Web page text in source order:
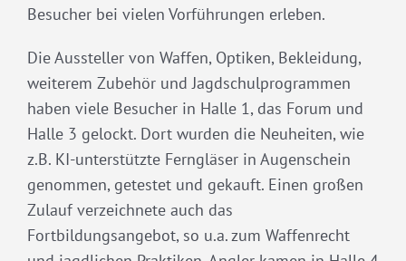
Besucher bei vielen Vorführungen erleben.
Die Aussteller von Waffen, Optiken, Bekleidung,
weiterem Zubehör und Jagdschulprogrammen
haben viele Besucher in Halle 1, das Forum und
Halle 3 gelockt. Dort wurden die Neuheiten, wie
z.B. KI-unterstützte Ferngläser in Augenschein
genommen, getestet und gekauft. Einen großen
Zulauf verzeichnete auch das
Fortbildungsangebot, so u.a. zum Waffenrecht